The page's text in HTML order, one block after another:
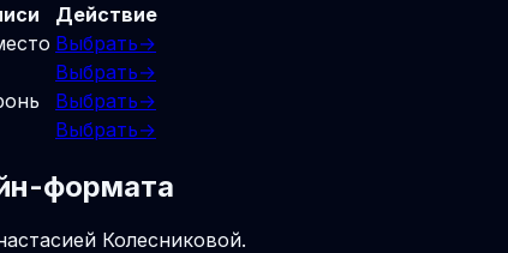
Действие
Выбрать→
Выбрать→
Выбрать→
Выбрать→
формата
Колесниковой.